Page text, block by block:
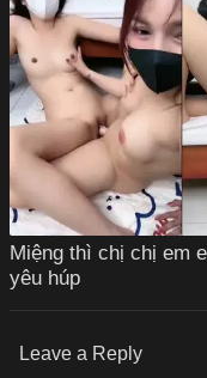
Miệng thì chị chị em
yêu húp
Leave a Reply